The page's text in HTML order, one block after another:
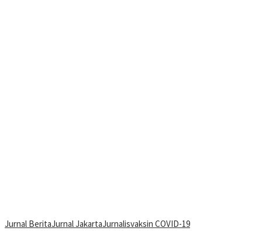
Jurnal BeritaJurnal JakartaJurnalisvaksin COVID-19